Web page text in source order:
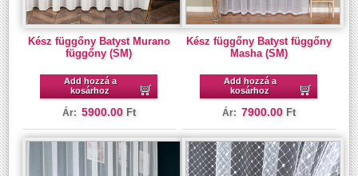
Kész függőny Batyst Murano
függőny (SM)
Add hozzá a
kosárhoz
Ár: 5900.00 Ft
Kész függőny Batyst függőny
Masha (SM)
Add hozzá a
kosárhoz
Ár: 7900.00 Ft